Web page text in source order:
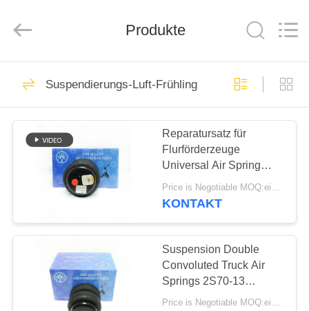
HEIM
PRODUKTE
VIDEOS
UNS
FABRIK-
TOUR
parts
co.ltd.
Reserved.
Luft-
Suspendierungs-
Schock
3756
1648
Produkte
Suspendierungs-Luft-Frühling
Reparatursatz für
Flurförderzeuge
Universal Air Spring
Suspension Double
Convoluted 2S70-13
Price is Negotiable MOQ:ein pc/pcs
KONTAKT
Suspension Double
Convoluted Truck Air
Springs 2S70-13
Universal-Airbag
Price is Negotiable MOQ:ein pc/pcs